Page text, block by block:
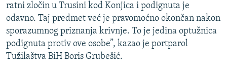
ISPRIČAJ MI
DNEVNO@RSE
SPECIJALI RSE
ratni zločin u Trusini kod Konjica i podignuta je
odavno. Taj predmet već je pravomoćno okončan nakon
sporazumnog priznanja krivnje. To je jedina optužnica
podignuta protiv ove osobe”, kazao je portparol
Tužilaštva BiH Boris Grubešić.